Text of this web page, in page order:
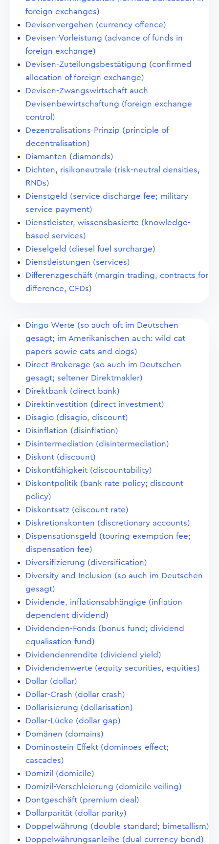
foreign exchanges)
Devisenvergehen (currency offence)
Devisen-Vorleistung (advance of funds in
foreign exchange)
Devisen-Zuteilungsbestätigung (confirmed
allocation of foreign exchange)
Devisen-Zwangswirtschaft auch
Devisenbewirtschaftung (foreign exchange
control)
Dezentralisations-Prinzip (principle of
decentralisation)
Diamanten (diamonds)
Dichten, risikoneutrale (risk-neutral densities,
RNDs)
Dienstgeld (service discharge fee; military
service payment)
Dienstleister, wissensbasierte (knowledge-
based services)
Dieselgeld (diesel fuel surcharge)
Dienstleistungen (services)
Differenzgeschäft (margin trading, contracts for
difference, CFDs)
Dingo-Werte (so auch oft im Deutschen
gesagt; im Amerikanischen auch: wild cat
papers sowie cats and dogs)
Direct Brokerage (so auch im Deutschen
gesagt; seltener Direktmakler)
Direktbank (direct bank)
Direktinvestition (direct investment)
Disagio (disagio, discount)
Disinflation (disinflation)
Disintermediation (disintermediation)
Diskont (discount)
Diskontfähigkeit (discountability)
Diskontpolitik (bank rate policy; discount
policy)
Diskontsatz (discount rate)
Diskretionskonten (discretionary accounts)
Dispensationsgeld (touring exemption fee;
dispensation fee)
Diversifizierung (diversification)
Diversity and Inclusion (so auch im Deutschen
gesagt)
Dividende, inflationsabhängige (inflation-
dependent dividend)
Dividenden-Fonds (bonus fund; dividend
equalisation fund)
Dividendenrendite (dividend yield)
Dividendenwerte (equity securities, equities)
Dollar (dollar)
Dollar-Crash (dollar crash)
Dollarisierung (dollarisation)
Dollar-Lücke (dollar gap)
Domänen (domains)
Dominostein-Effekt (dominoes-effect;
cascades)
Domizil (domicile)
Domizil-Verschleierung (domicile veiling)
Dontgeschäft (premium deal)
Dollarparität (dollar parity)
Doppelwährung (double standard; bimetallism)
Doppelwährungsanleihe (dual currency bond)